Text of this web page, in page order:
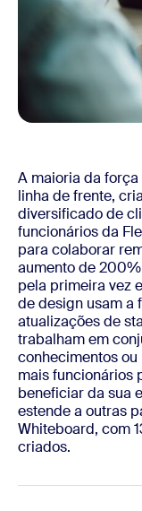
A maioria da
linha de frente,
diversificado de
funcionários da
para colaborar
aumento de
pela primeira vez
de design usam a
atualizações de
trabalham em
conhecimentos
mais funcionários
beneficiar da sua
estende a outras
Whiteboard, com
criados.